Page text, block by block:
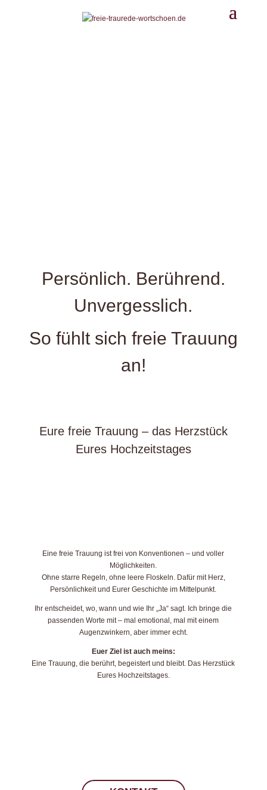
Persönlich. Berührend.
Unvergesslich.
So fühlt sich freie Trauung
an!
Eure freie Trauung – das Herzstück
Eures Hochzeitstages
Eine freie Trauung ist frei von Konventionen – und voller
Möglichkeiten.
Ohne starre Regeln, ohne leere Floskeln. Dafür mit Herz,
Persönlichkeit und Eurer Geschichte im Mittelpunkt.
Ihr entscheidet, wo, wann und wie Ihr „Ja“ sagt. Ich bringe die
passenden Worte mit – mal emotional, mal mit einem
Augenzwinkern, aber immer echt.
Euer Ziel ist auch meins:
Eine Trauung, die berührt, begeistert und bleibt. Das Herzstück
Eures Hochzeitstages.